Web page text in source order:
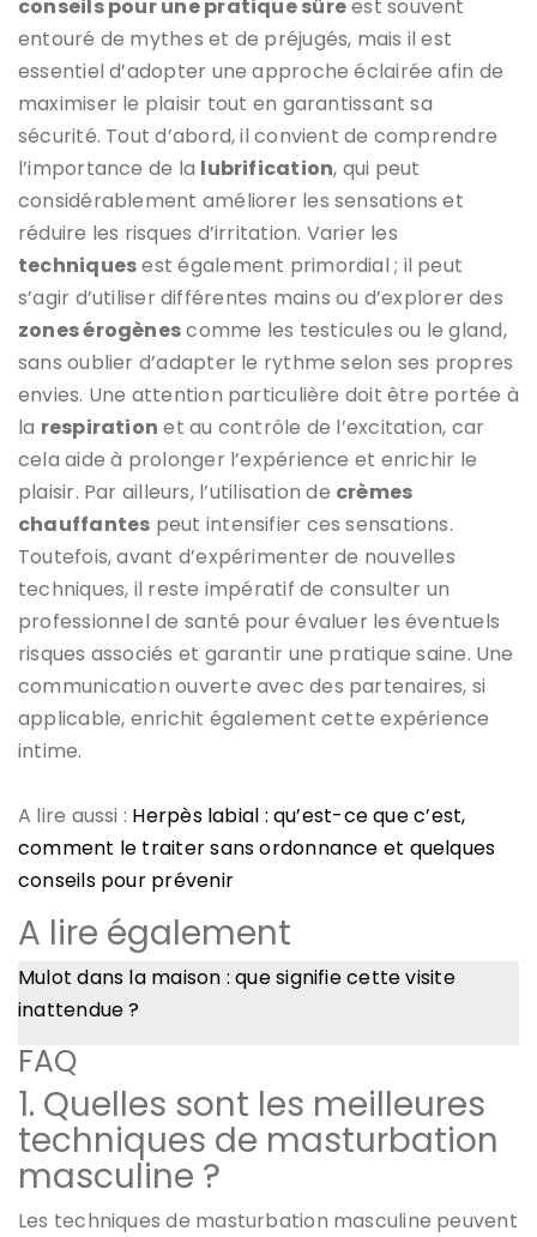
conseils pour une pratique sûreest souvent
entouré de mythes et de préjugés, mais il est
essentiel d’adopter une approche éclairée afin de
maximiser le plaisir tout en garantissant sa
sécurité. Tout d’abord, il convient de comprendre
l’importance de la lubrification, qui peut
considérablement améliorer les sensations et
réduire les risques d’irritation. Varier les
techniquesest également primordial ; il peut
s’agir d’utiliser différentes mains ou d’explorer des
zones érogènescomme les testicules ou le gland,
sans oublier d’adapter le rythme selon ses propres
envies. Une attention particulière doit être portée à
la respiration et au contrôle de l’excitation, car
cela aide à prolonger l’expérience et enrichir le
plaisir. Par ailleurs, l’utilisation de crèmes
chauffantes peut intensifier ces sensations.
Toutefois, avant d’expérimenter de nouvelles
techniques, il reste impératif de consulter un
professionnel de santé pour évaluer les éventuels
risques associés et garantir une pratique saine. Une
communication ouverte avec des partenaires, si
applicable, enrichit également cette expérience
intime.
A lire aussi : Herpès labial : qu’est-ce que c’est,
comment le traiter sans ordonnance et quelques
conseils pour prévenir
A lire également
Mulot dans la maison : que signifie cette visite
inattendue ?
FAQ
1. Quelles sont les meilleures
techniques de masturbation
masculine ?
Les techniques de masturbation masculine peuvent